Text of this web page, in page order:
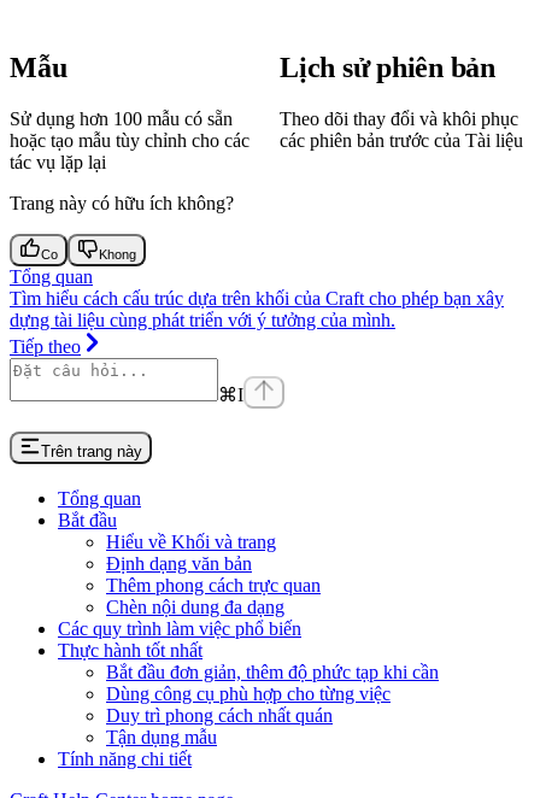
Mẫu
Sử dụng hơn 100 mẫu có sẵn
hoặc tạo mẫu tùy chỉnh cho các
tác vụ lặp lại
Lịch sử phiên bản
Theo dõi thay đổi và khôi phục
các phiên bản trước của Tài liệu
Trang này có hữu ích không?
Co Khong
Tổng quan
Tìm hiểu cách cấu trúc dựa trên khối của Craft cho phép bạn xây
dựng tài liệu cùng phát triển với ý tưởng của mình.
Tiếp theo
⌘I
Trên trang này
Tổng quan
Bắt đầu
Hiểu về Khối và trang
Định dạng văn bản
Thêm phong cách trực quan
Chèn nội dung đa dạng
Các quy trình làm việc phổ biến
Thực hành tốt nhất
Bắt đầu đơn giản, thêm độ phức tạp khi cần
Dùng công cụ phù hợp cho từng việc
Duy trì phong cách nhất quán
Tận dụng mẫu
Tính năng chi tiết